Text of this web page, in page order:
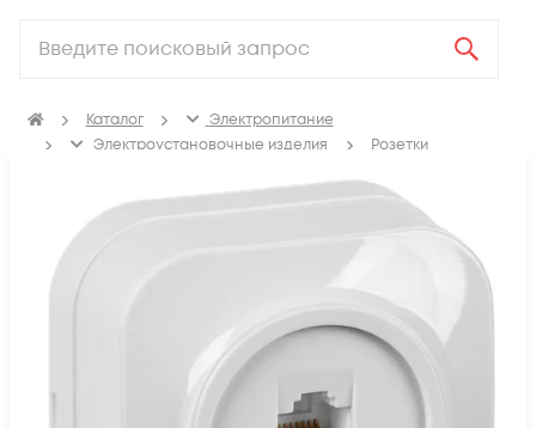
Каталог
Электропитание
Электроустановочные изделия
Розетки